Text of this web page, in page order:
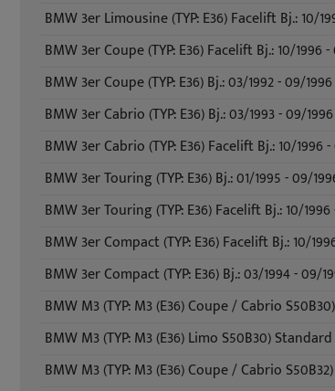
BMW 3er Limousine (TYP: E36) Facelift Bj.: 10/
BMW 3er Coupe (TYP: E36) Facelift Bj.: 10/1996
BMW 3er Coupe (TYP: E36) Bj.: 03/1992 - 09/1996
BMW 3er Cabrio (TYP: E36) Bj.: 03/1993 - 09/1996
BMW 3er Cabrio (TYP: E36) Facelift Bj.: 10/1996
BMW 3er Touring (TYP: E36) Bj.: 01/1995 - 09/
BMW 3er Touring (TYP: E36) Facelift Bj.: 10/
BMW 3er Compact (TYP: E36) Facelift Bj.: 10/
BMW 3er Compact (TYP: E36) Bj.: 03/1994 - 09/
BMW M3 (TYP: M3 (E36) Coupe / Cabrio
BMW M3 (TYP: M3 (E36) Limo S50B30) Standard
BMW M3 (TYP: M3 (E36) Coupe / Cabrio